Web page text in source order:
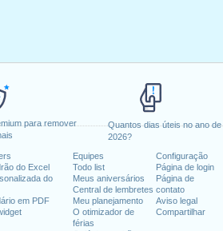
para remover
Quantos dias úteis no ano de
2026?
do Excel
do
em PDF
Equipes
Todo list
Meus aniversários
Central de lembretes
Meu planejamento
O otimizador de
férias
Configuração
Página de login
Página de
contato
Aviso legal
Compartilhar